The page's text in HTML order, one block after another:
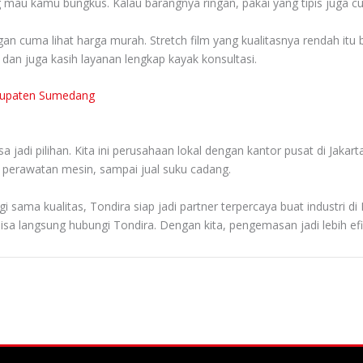
cuma lihat harga murah. Stretch film yang kualitasnya rendah
juga kasih layanan lengkap kayak konsultasi.
Sumedang
jadi pilihan. Kita ini perusahaan lokal dengan kantor pusat di
mesin, sampai jual suku cadang.
sama kualitas, Tondira siap jadi partner terpercaya buat industri
langsung hubungi Tondira. Dengan kita, pengemasan jadi lebih